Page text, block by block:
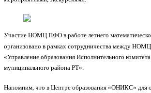
Участие НОМЦ ПФО в работе летнего
организовано в рамках сотрудничества между
«Управление образования Исполнительного
муниципального района РТ».
Напомним, что в Центре образования «ОНИКС» для